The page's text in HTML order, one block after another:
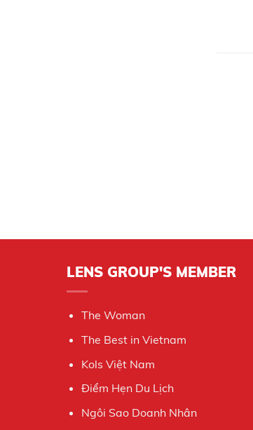
LENS GROUP'S MEMBER
The Woman
The Best in Vietnam
Kols Việt Nam
Điểm Hẹn Du Lịch
Ngôi Sao Doanh Nhân